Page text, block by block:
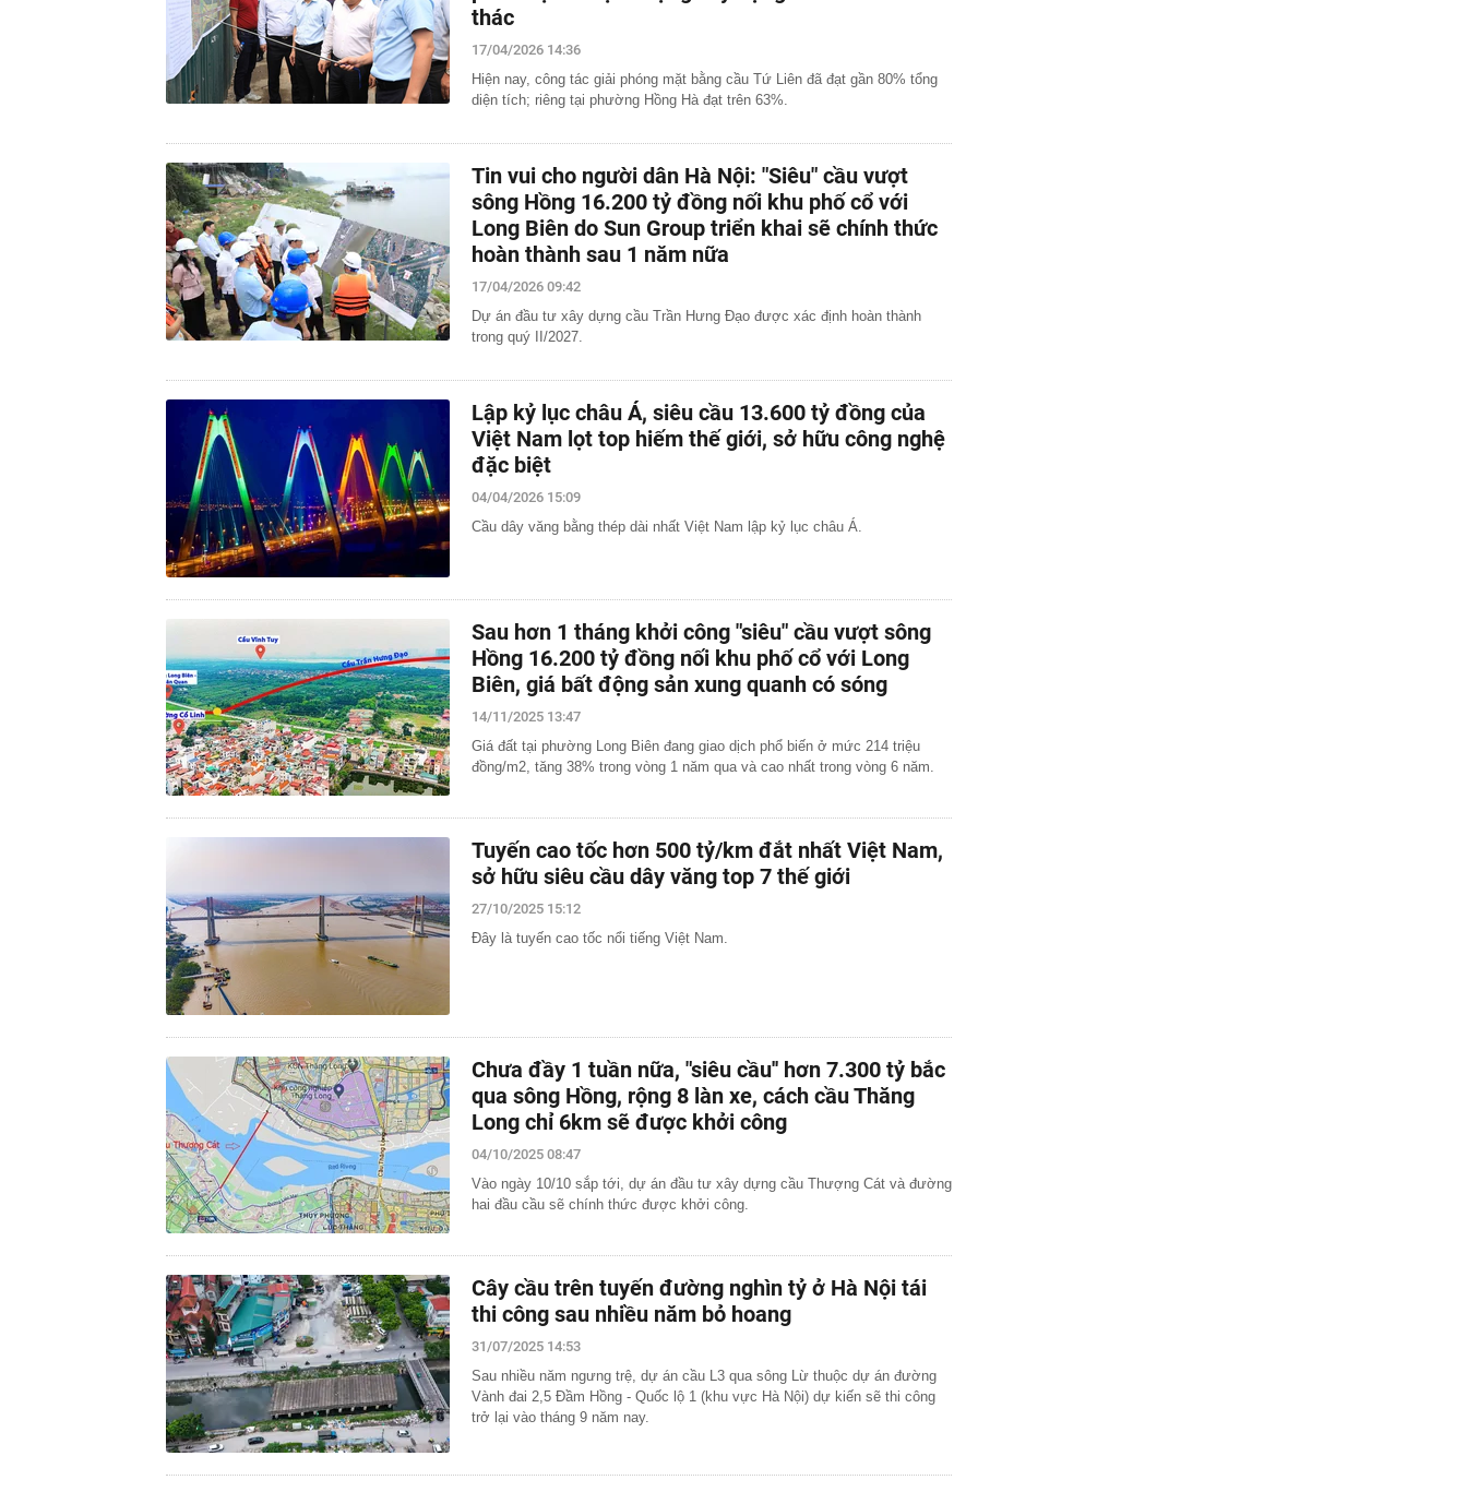
thác
17/04/2026 14:36
Hiện nay, công tác giải phóng mặt bằng cầu Tứ Liên đã đạt gần 80% tổng
diện tích; riêng tại phường Hồng Hà đạt trên 63%.
Tin vui cho người dân Hà Nội: "Siêu" cầu vượt
sông Hồng 16.200 tỷ đồng nối khu phố cổ với
Long Biên do Sun Group triển khai sẽ chính thức
hoàn thành sau 1 năm nữa
17/04/2026 09:42
Dự án đầu tư xây dựng cầu Trần Hưng Đạo được xác định hoàn thành
trong quý II/2027.
Lập kỷ lục châu Á, siêu cầu 13.600 tỷ đồng của
Việt Nam lọt top hiếm thế giới, sở hữu công nghệ
đặc biệt
04/04/2026 15:09
Cầu dây văng bằng thép dài nhất Việt Nam lập kỷ lục châu Á.
Sau hơn 1 tháng khởi công "siêu" cầu vượt sông
Hồng 16.200 tỷ đồng nối khu phố cổ với Long
Biên, giá bất động sản xung quanh có sóng
14/11/2025 13:47
Giá đất tại phường Long Biên đang giao dịch phổ biến ở mức 214 triệu
đồng/m2, tăng 38% trong vòng 1 năm qua và cao nhất trong vòng 6 năm.
Tuyến cao tốc hơn 500 tỷ/km đắt nhất Việt Nam,
sở hữu siêu cầu dây văng top 7 thế giới
27/10/2025 15:12
Đây là tuyến cao tốc nổi tiếng Việt Nam.
Chưa đầy 1 tuần nữa, "siêu cầu'' hơn 7.300 tỷ bắc
qua sông Hồng, rộng 8 làn xe, cách cầu Thăng
Long chỉ 6km sẽ được khởi công
04/10/2025 08:47
Vào ngày 10/10 sắp tới, dự án đầu tư xây dựng cầu Thượng Cát và đường
hai đầu cầu sẽ chính thức được khởi công.
Cây cầu trên tuyến đường nghìn tỷ ở Hà Nội tái
thi công sau nhiều năm bỏ hoang
31/07/2025 14:53
Sau nhiều năm ngưng trệ, dự án cầu L3 qua sông Lừ thuộc dự án đường
Vành đai 2,5 Đầm Hồng - Quốc lộ 1 (khu vực Hà Nội) dự kiến sẽ thi công
trở lại vào tháng 9 năm nay.